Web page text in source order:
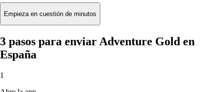
Empieza en cuestión de minutos
3 pasos para enviar Adventure Gold en
España
1